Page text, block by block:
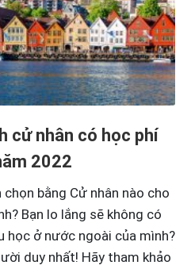
cử nhân có học phí
2022
bằng Cử nhân nào cho
Bạn lo lắng sẽ không có
học ở nước ngoài của mình?
duy nhất! Hãy tham khảo